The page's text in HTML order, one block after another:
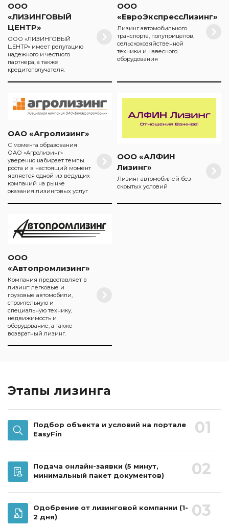
ООО
«ЛИЗИНГОВЫЙ
ЦЕНТР»
ООО «ЛИЗИНГОВЫЙ
ЦЕНТР» имеет репутацию
надежного и честного
партнера, а также
кредитополучателя.
ООО
«ЕвроЭкспрессЛизинг»
Лизинг автомобильного
транспорта, полуприцепов,
сельскохозяйственной
техники и навесного
оборудования
ОАО «Агролизинг»
С момента образования
ОАО «Агролизинг»
уверенно набирает темпы
роста и в настоящий момент
является одной из ведущих
компаний на рынке
оказания лизинговых услуг
ООО «АЛФИН
Лизинг»
Лизинг автомобилей без
скрытых условий
ООО
«Автопромлизинг»
Компания предоставляет в
лизинг: легковые и
грузовые автомобили,
строительную и
специальную технику,
недвижимость и
оборудование, а также
возвратный лизинг.
Этапы лизинга
01
Подбор объекта и условий на портале
EasyFin
02
Подача онлайн-заявки (5 минут,
минимальный пакет документов)
03
Одобрение от лизинговой компании (1-
2 дня)